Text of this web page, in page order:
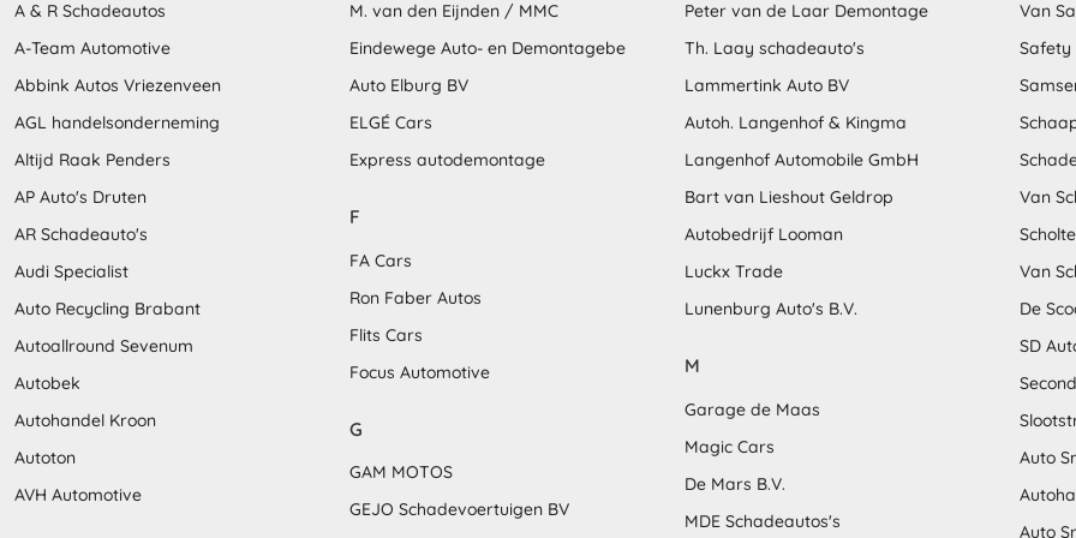
A & R Schadeautos
A-Team Automotive
Abbink Autos Vriezenveen
AGL handelsonderneming
Altijd Raak Penders
AP Auto's Druten
AR Schadeauto's
Audi Specialist
Auto Recycling Brabant
Autoallround Sevenum
Autobek
Autohandel Kroon
Autoton
AVH Automotive
M. van den Eijnden / MMC
Eindewege Auto- en Demontagebe
Auto Elburg BV
ELGÉ Cars
Express autodemontage
F
FA Cars
Ron Faber Autos
Flits Cars
Focus Automotive
G
GAM MOTOS
GEJO Schadevoertuigen BV
Peter van de Laar Demontage
Th. Laay schadeauto's
Lammertink Auto BV
Autoh. Langenhof & Kingma
Langenhof Automobile GmbH
Bart van Lieshout Geldrop
Autobedrijf Looman
Luckx Trade
Lunenburg Auto's B.V.
M
Garage de Maas
Magic Cars
De Mars B.V.
MDE Schadeautos's
Van
Safety
Van
Van
De
SD
Auto
Auto